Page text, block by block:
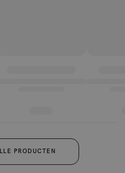
en anti-pluis werking.
PRODUCTEN